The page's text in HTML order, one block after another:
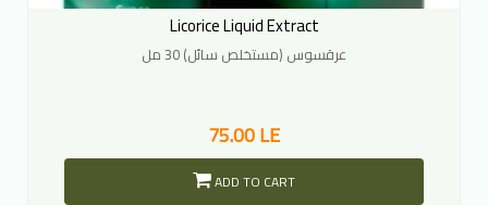
Licorice Liquid Extract
عرقسوس (مستخلص سائل) 30 مل
75.00 LE
ADD TO CART